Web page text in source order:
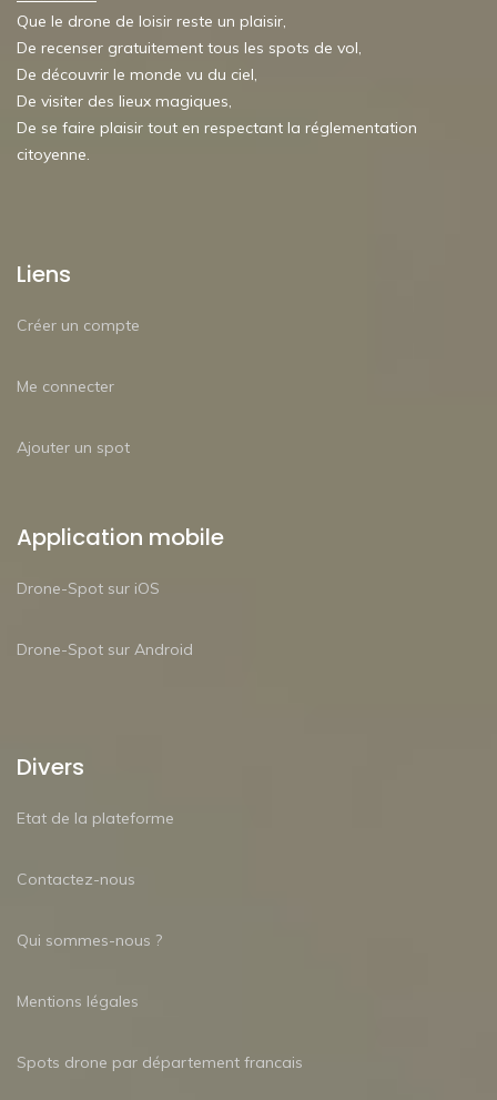
Que le drone de loisir reste un plaisir,
De recenser gratuitement tous les spots de vol,
De découvrir le monde vu du ciel,
De visiter des lieux magiques,
De se faire plaisir tout en respectant la réglementation
citoyenne.
Liens
Créer un compte
Me connecter
Ajouter un spot
Application mobile
Drone-Spot sur iOS
Drone-Spot sur Android
Divers
Etat de la plateforme
Contactez-nous
Qui sommes-nous ?
Mentions légales
Spots drone par département francais